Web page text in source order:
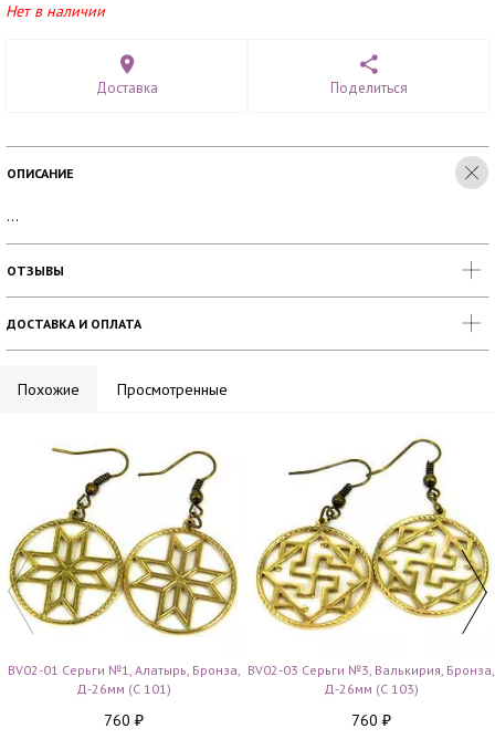
Нет в наличии
Доставка Поделиться
ОПИСАНИЕ
...
ОТЗЫВЫ
ДОСТАВКА И ОПЛАТА
Похожие Просмотренные
BV02-01 Серьги №1, Алатырь, Бронза,
Д-26мм (С 101)
760 ₽
BV02-03 Серьги №3, Валькирия, Бронза,
Д-26мм (С 103)
760 ₽